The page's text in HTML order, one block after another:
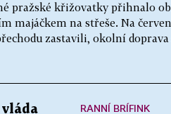
pražské křižovatky přihnalo
majáčkem na střeše. Na
zastavili, okolní
RANNÍ BRÍFINK